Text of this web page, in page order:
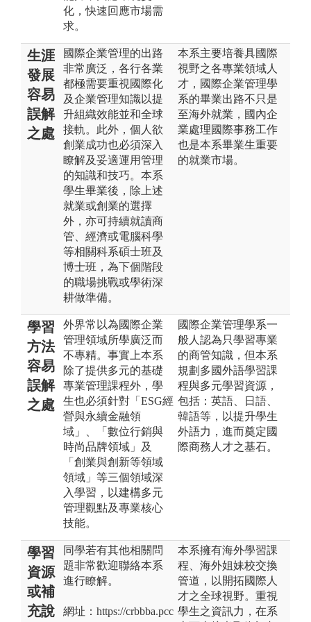
化，快速回應市場需
求。
生涯
發展
容易
誤解
之處
國際企業管理的出路
非常廣泛，各行各業
都極需要重視國際化
及企業管理知識以提
升組織效能並和全球
接軌。此外，個人欲
創業成功也必須深入
瞭解及妥適運用管理
的知識和技巧。本系
學生畢業後，除上述
就業或創業的選擇
外，亦可持續就讀商
管、經濟或電腦科學
等相關科系碩士班及
博士班，為下個階段
的職場挑戰或學術深
耕做準備。
本系主要培養具國際
視野之各專業領域人
才，國際企業管理學
系的畢業出路不只是
至海外就業，國內企
業處理國際事務工作
也是本系畢業生重要
的就業市場。
學習
方法
容易
誤解
之處
外界常以為國際企業
管理領域所學廣泛而
不專精。事實上本系
除了提供多元的基礎
專業管理課程外，學
生也必須針對「ESG經
營與永續金融領
域」、「數位行銷與
時尚品牌領域」及
「創業與創新等領域
領域」等三個領域深
入學習，以建構多元
管理觀點及專業核心
技能。
國際企業管理學系一
般人認為只學習專業
的商管知識，但本系
規劃多國外語學習課
程與多元學習資源，
包括：英語、日語、
韓語等，以提升學生
外語力，進而奠定國
際商務人才之基石。
學習
資源
或補
充說
同學若有其他相關問
題非常歡迎聯絡本系
進行瞭解。
網址：https://crbbba.pcc
本系擁有海外學習課
程、海外姐妹校交換
管道，以開拓國際人
才之全球視野。重視
學生之資訊力，在系